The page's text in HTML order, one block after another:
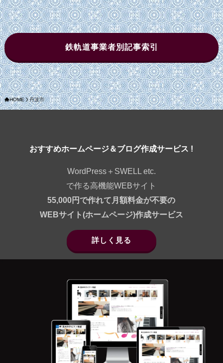
鉄軌道事業者別記事索引
HOME 丹波市
おすすめホームページ＆ブログ作成サービス !
WordPress＋SWELL etc.
で作る高機能WEBサイト
55,000円で作れて月額料金が不要の
WEBサイト(ホームページ)作成サービス
詳しく見る